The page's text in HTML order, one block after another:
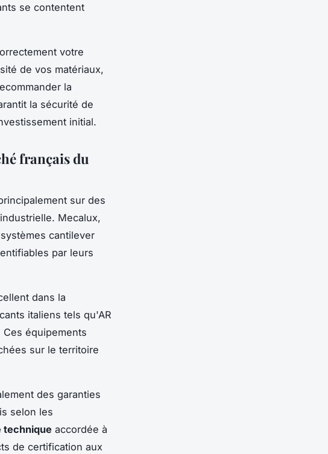
se contentent
votre
de vos matériaux,
la
la sécurité de
initial.
français du
sur des
Mecalux,
cantilever
par leurs
dans la
italiens tels qu'AR
équipements
sur le territoire
des garanties
selon les
technique accordée à
de certification aux